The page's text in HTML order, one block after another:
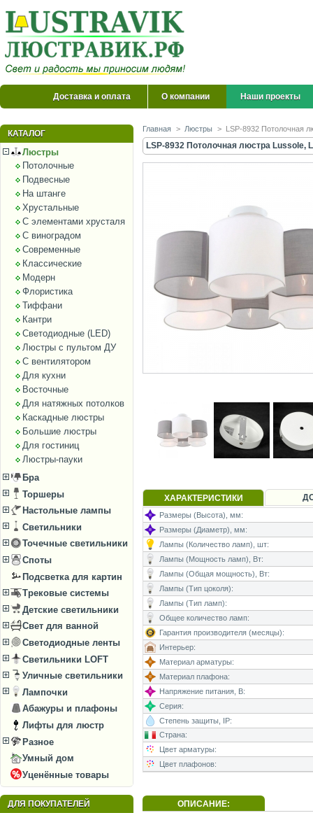
Доставка и оплата О компании Наши проекты
КАТАЛОГ
Люстры
Потолочные
Подвесные
На штанге
Хрустальные
С элементами хрусталя
С виноградом
Современные
Классические
Модерн
Флористика
Тиффани
Кантри
Светодиодные (LED)
Люстры с пультом ДУ
С вентилятором
Для кухни
Восточные
Для натяжных потолков
Каскадные люстры
Большие люстры
Для гостиниц
Люстры-пауки
Бра
Торшеры
Настольные лампы
Светильники
Точечные светильники
Споты
Подсветка для картин
Трековые системы
Детские светильники
Свет для ванной
Светодиодные ленты
Светильники LOFT
Уличные светильники
Лампочки
Абажуры и плафоны
Лифты для люстр
Разное
Умный дом
Уценённые товары
ДЛЯ ПОКУПАТЕЛЕЙ
Главная > Люстры > LSP-8932 Потолочная
LSP-8932 Потолочная люстра Lussole,
ХАРАКТЕРИСТИКИ
Размеры (Высота), мм:
Размеры (Диаметр), мм:
Лампы (Количество ламп), шт:
Лампы (Мощность ламп), Вт:
Лампы (Общая мощность), Вт:
Лампы (Тип цоколя):
Лампы (Тип ламп):
Общее количество ламп:
Гарантия производителя (месяцы):
Интерьер:
Материал арматуры:
Материал плафона:
Напряжение питания, В:
Серия:
Степень защиты, IP:
Страна:
Цвет арматуры:
Цвет плафонов:
ОПИСАНИЕ: